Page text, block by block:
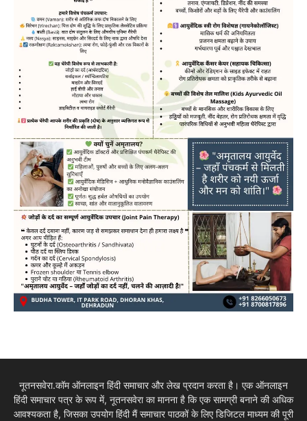
नूतनसवेरा.कॉम ऑनलाइन हिंदी समाचार और लेख प्रदान करता है। एक ऑनलाइन
हिंदी समाचार पत्र के रूप में, नूतनसवेरा का मानना है कि एक सामग्री बनाने की अधिक
आवश्यकता है, जिसका उपयोग हिंदी मैं समाचार पाठकों के लिए डिजिटल माध्यम की पूरी